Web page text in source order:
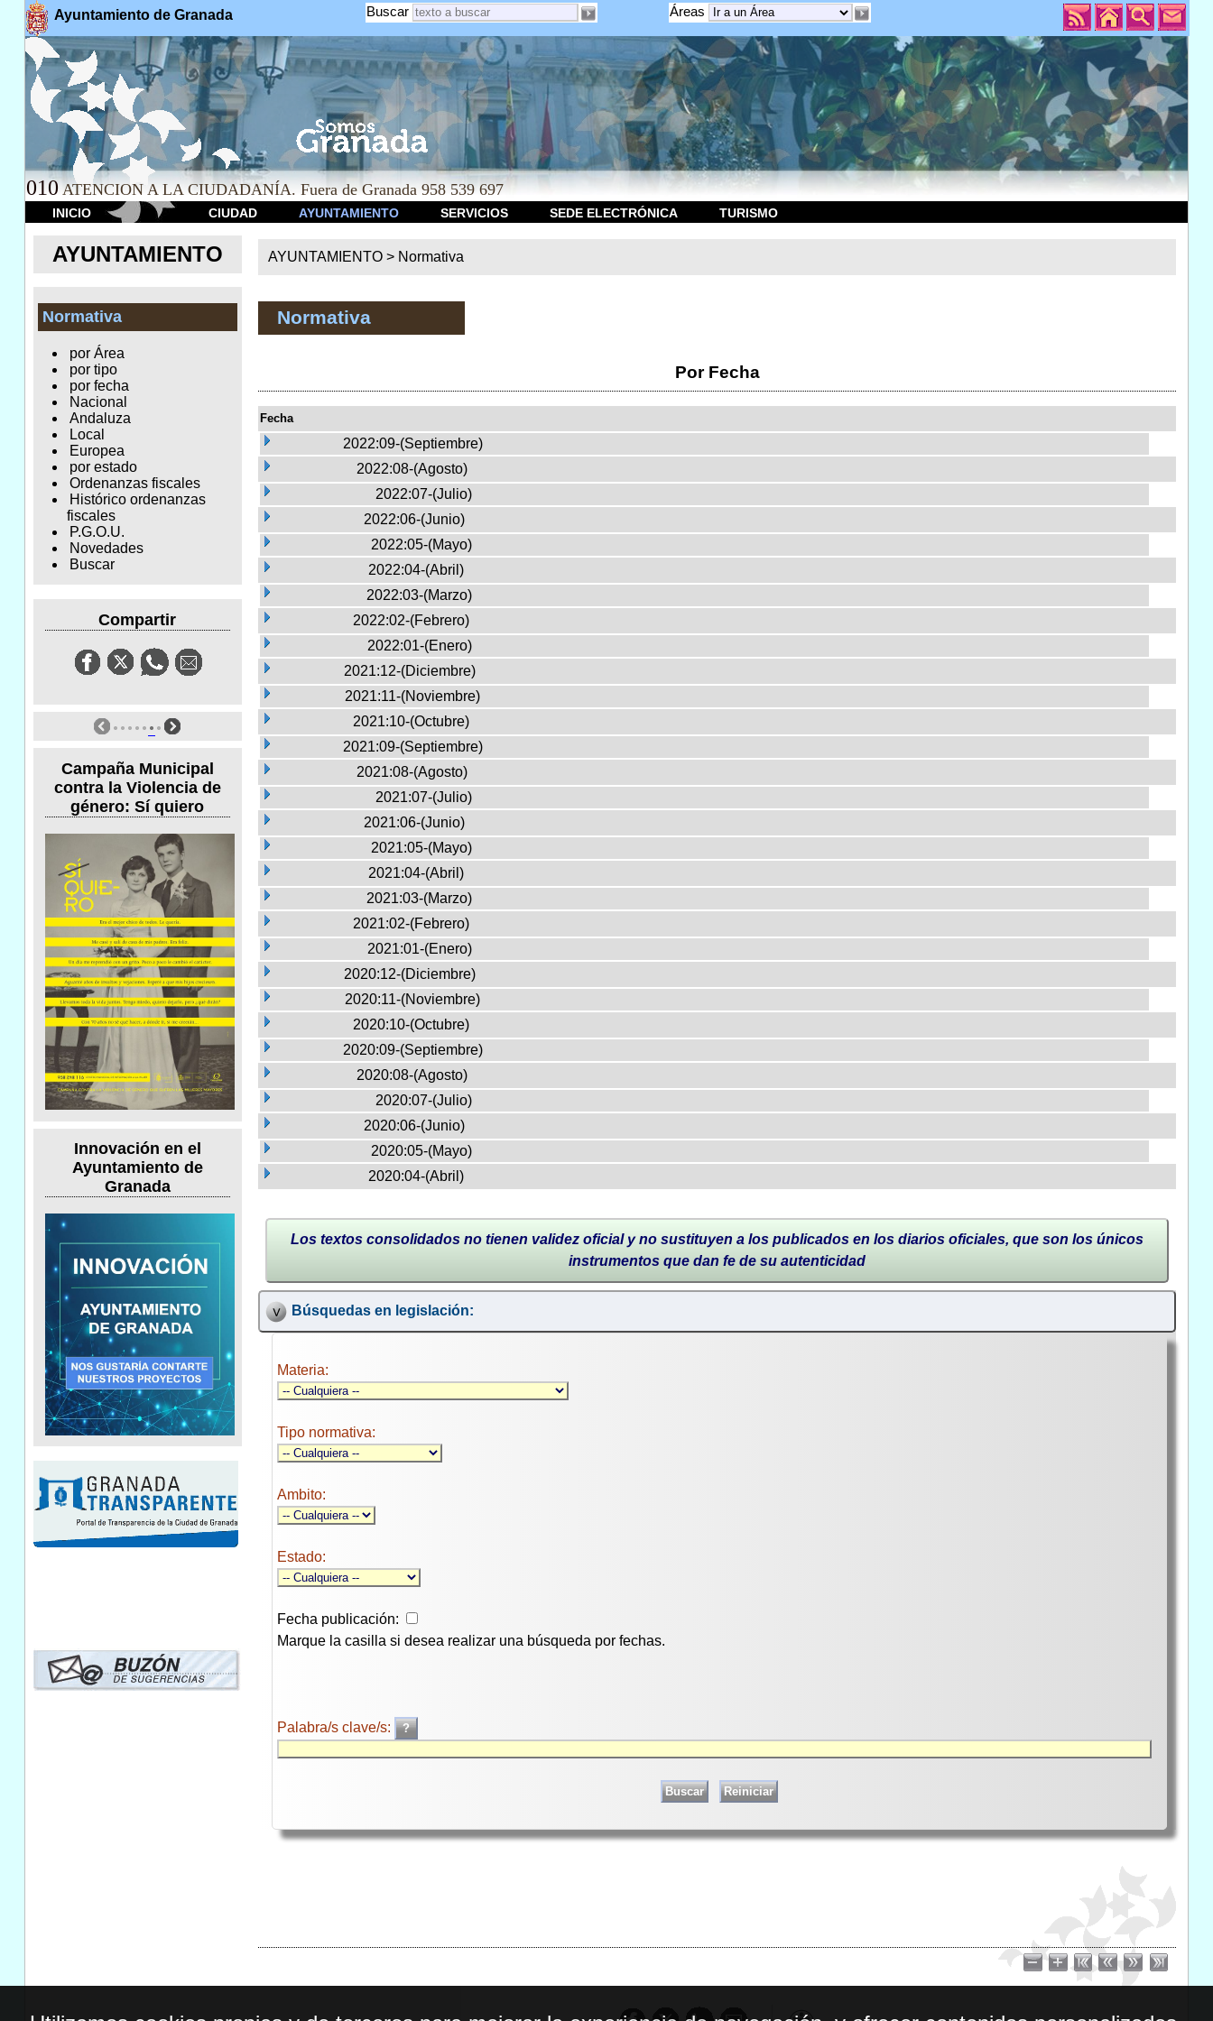
Ayuntamiento de Granada Áreas
Buscar
010 ATENCION A LA CIUDADANÍA. Fuera de Granada 958 539 697
INICIO CIUDAD AYUNTAMIENTO SERVICIOS SEDE ELECTRÓNICA TURISMO
AYUNTAMIENTO
Normativa
por Área
por tipo
por fecha
Nacional
Andaluza
Local
Europea
por estado
Ordenanzas fiscales
Histórico ordenanzas
fiscales
P.G.O.U.
Novedades
Buscar
Compartir
Campaña Municipal
contra la Violencia de
género: Sí quiero
Innovación en el
Ayuntamiento de
Granada
AYUNTAMIENTO > Normativa
Normativa
Por Fecha
Fecha
2022:09-(Septiembre)
2022:08-(Agosto)
2022:07-(Julio)
2022:06-(Junio)
2022:05-(Mayo)
2022:04-(Abril)
2022:03-(Marzo)
2022:02-(Febrero)
2022:01-(Enero)
2021:12-(Diciembre)
2021:11-(Noviembre)
2021:10-(Octubre)
2021:09-(Septiembre)
2021:08-(Agosto)
2021:07-(Julio)
2021:06-(Junio)
2021:05-(Mayo)
2021:04-(Abril)
2021:03-(Marzo)
2021:02-(Febrero)
2021:01-(Enero)
2020:12-(Diciembre)
2020:11-(Noviembre)
2020:10-(Octubre)
2020:09-(Septiembre)
2020:08-(Agosto)
2020:07-(Julio)
2020:06-(Junio)
2020:05-(Mayo)
2020:04-(Abril)
Los textos consolidados no tienen validez oficial y no sustituyen a los publicados en los diarios oficiales, que son los únicos
instrumentos que dan fe de su autenticidad
Búsquedas en legislación:
Materia:
Tipo normativa:
Ambito:
Estado:
Fecha publicación:
Marque la casilla si desea realizar una búsqueda por fechas.
Palabra/s clave/s: